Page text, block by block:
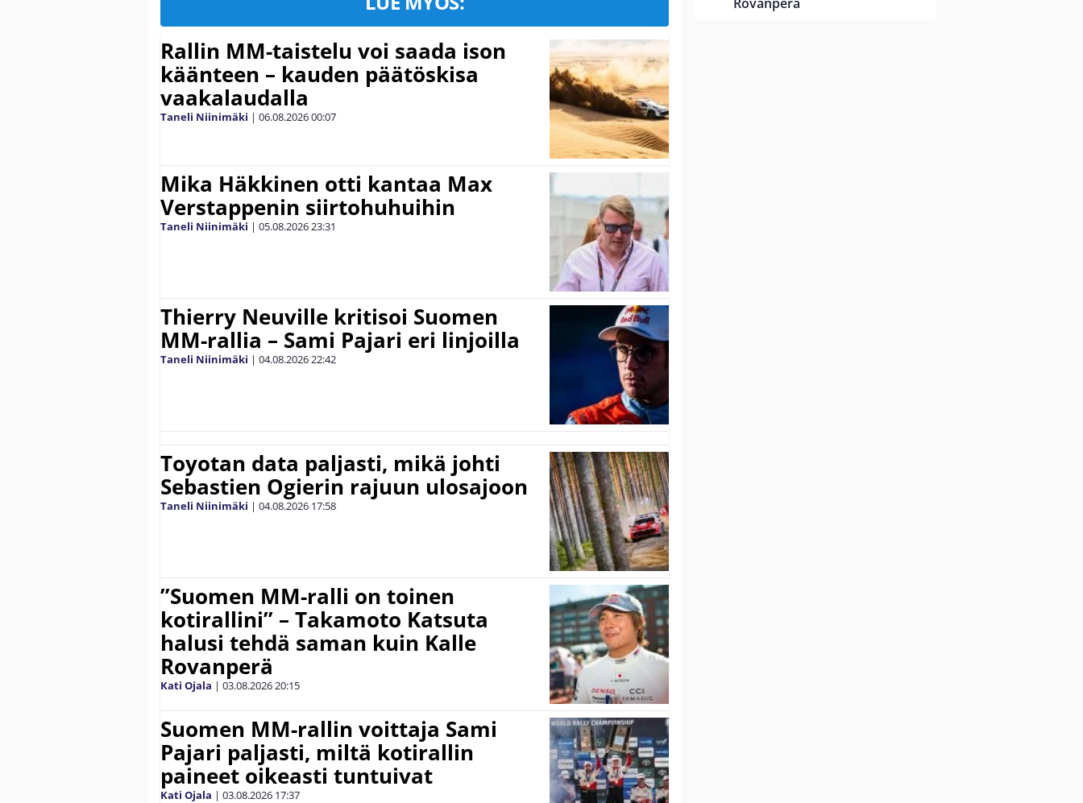
Rallin MM-taistelu voi saada ison
käänteen – kauden päätöskisa
vaakalaudalla
Taneli Niinimäki | 06.08.202600:07
Mika Häkkinen otti kantaa Max
Verstappenin siirtohuhuihin
Taneli Niinimäki | 05.08.202623:31
Thierry Neuville kritisoi Suomen
MM-rallia – Sami Pajari eri linjoilla
Taneli Niinimäki | 04.08.202622:42
Toyotan data paljasti, mikä johti
Sebastien Ogierin rajuun ulosajoon
Taneli Niinimäki | 04.08.2026 17:58
”Suomen MM-ralli on toinen
kotirallini” – Takamoto Katsuta
halusi tehdä saman kuin Kalle
Rovanperä
Kati Ojala | 03.08.202620:15
Suomen MM-rallin voittaja Sami
Pajari paljasti, miltä kotirallin
paineet oikeasti tuntuivat
Kati Ojala | 03.08.2026 17:37